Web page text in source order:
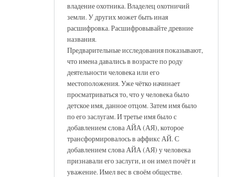
владение охотника. Владелец охотничий
земли. У других может быть иная
расшифровка. Расшифровывайте древние
названия.
Предварительные исследования показывают,
что имена давались в возрасте по роду
деятельности человека или его
местоположения. Уже чётко начинает
просматриваться то, что у человека было
детское имя, данное отцом. Затем имя было
по его заслугам. И третье имя было с
добавлением слова АЙА (АЯ), которое
трансформировалось в аффикс АЙ. С
добавлением слова АЙА (АЯ) у человека
признавали его заслуги, и он имел почёт и
уважение. Имел вес в своём обществе.